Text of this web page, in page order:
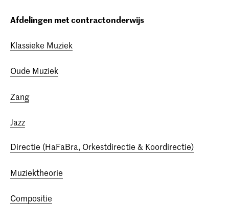
Afdelingen met contractonderwijs
Klassieke Muziek
Oude Muziek
Zang
Jazz
Directie (HaFaBra, Orkestdirectie & Koordirectie)
Muziektheorie
Compositie